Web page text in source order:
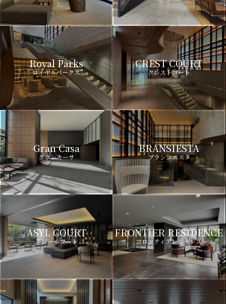
Royal Parks
ロイヤルパークス
CREST COURT
クレストコート
Gran Casa
グランカーサ
BRANSIESTA
ブランシエスタ
ASYL COURT
アジールコート
FRONTIER RESIDENCE
フロンティアレジデンス